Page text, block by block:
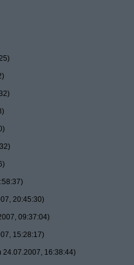
20:45:30)
09:37:04)
15:28:17)
24.07.2007, 16:38:44)